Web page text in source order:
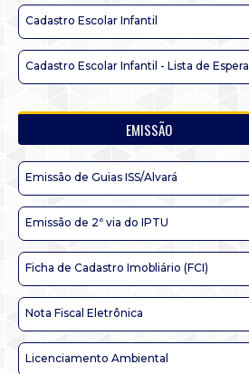
Cadastro Escolar Infantil
Cadastro Escolar Infantil - Lista de Espera
EMISSÃO
Emissão de Guias ISS/Alvará
Emissão de 2ª via do IPTU
Ficha de Cadastro Imobliário (FCI)
Nota Fiscal Eletrônica
Licenciamento Ambiental